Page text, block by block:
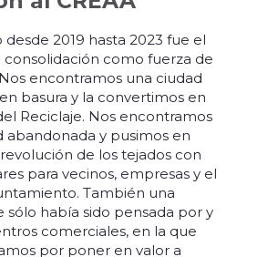
desde 2019 hasta 2023 fue el
consolidación como fuerza de
encontramos una ciudad
basura y la convertimos en
Reciclaje. Nos encontramos
abandonada y pusimos en
de los tejados con
para vecinos, empresas y el
También una
sólo había sido pensada por y
comerciales, en la que
por poner en valor a